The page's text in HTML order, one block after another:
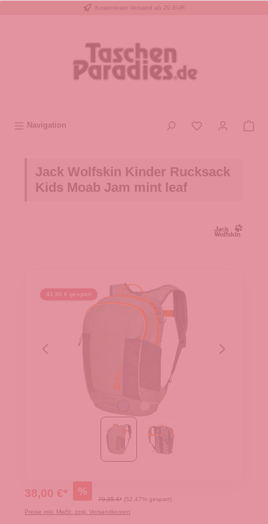
Kostenloser Versand ab 20 EUR
Navigation
Jack Wolfskin Kinder Rucksack
Kids Moab Jam mint leaf
41,95 € gespart
38,00 €* %
79,95 €* (52.47% gespart)
Preise inkl. MwSt. zzgl. Versandkosten